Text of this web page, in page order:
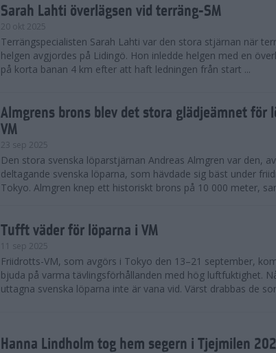
Sarah Lahti överlägsen vid terräng-SM
20 okt 2025
Terrängspecialisten Sarah Lahti var den stora stjärnan när
helgen avgjordes på Lidingö. Hon inledde helgen med en
på korta banan 4 km efter att haft ledningen från start ...
Almgrens brons blev det stora glädjeämnet för
VM
23 sep 2025
Den stora svenska löparstjärnan Andreas Almgren var den,
deltagande svenska löparna, som hävdade sig bäst under
Tokyo. Almgren knep ett historiskt brons på 10 000 meter,
Tufft väder för löparna i VM
11 sep 2025
Friidrotts-VM, som avgörs i Tokyo den 13–21 september,
bjuda på varma tävlingsförhållanden med hög luftfuktighet.
uttagna svenska löparna inte är vana vid. Värst drabbas de
Hanna Lindholm tog hem segern i Tjejmilen